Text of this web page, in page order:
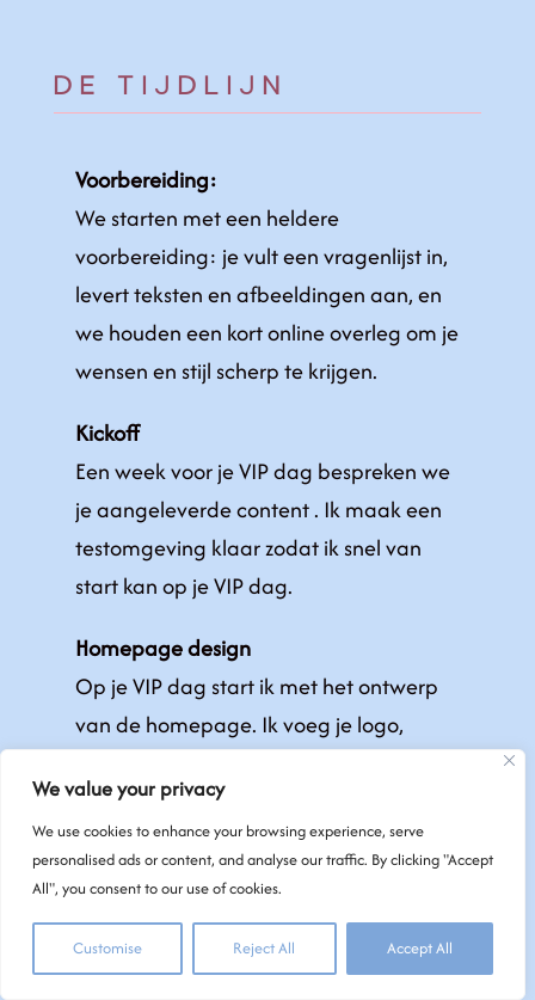
We value your privacy
We use cookies to enhance your browsing experience, serve
personalised ads or content, and analyse our traffic. By clicking "Accept
All", you consent to our use of cookies.
Customise Reject All Accept All
DE TIJDLIJN
Voorbereiding:
We starten met een heldere
voorbereiding: je vult een vragenlijst in,
levert teksten en afbeeldingen aan, en
we houden een kort online overleg om je
wensen en stijl scherp te krijgen.
Kickoff
Een week voor je VIP dag bespreken we
je aangeleverde content . Ik maak een
testomgeving klaar zodat ik snel van
start kan op je VIP dag.
Homepage design
Op je VIP dag start ik met het ontwerp
van de homepage. Ik voeg je logo,
ontwerp. (Uiterlijk) Aan het eind van de
ochtend ontvang je een preview
waarop je feedback kunt geven.
Ontwerp en inhoud
Ik verwerk jouw feedback op de